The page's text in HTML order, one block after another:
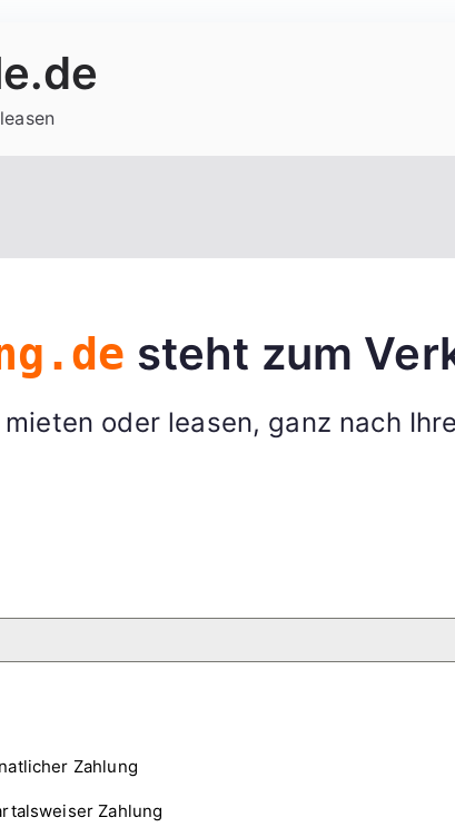
steht zum
oder leasen, ganz nach
Zahlung
Zahlung